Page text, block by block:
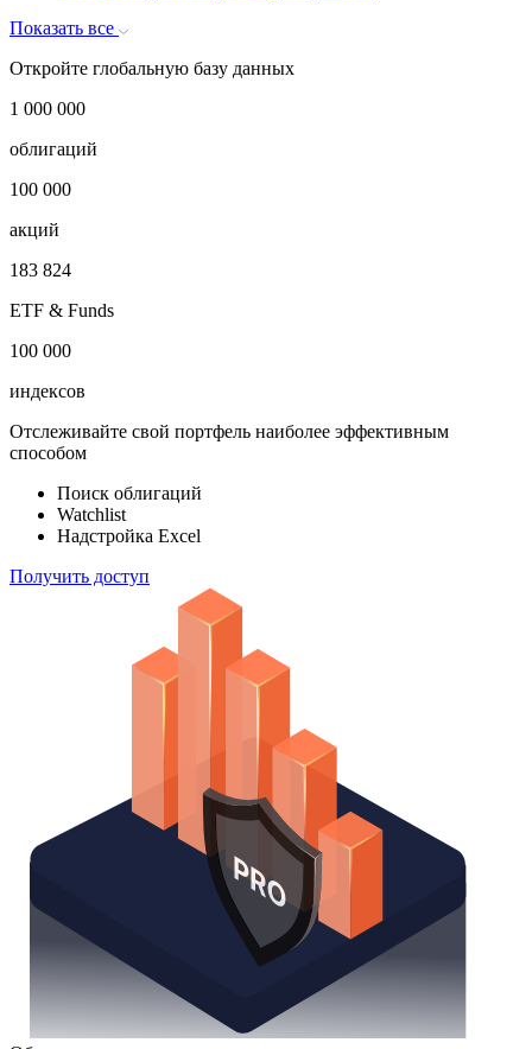
Показать все
Откройте глобальную базу данных
1 000 000
облигаций
100 000
акций
183 824
ETF & Funds
100 000
индексов
Отслеживайте свой портфель наиболее эффективным
способом
Поиск облигаций
Watchlist
Надстройка Excel
Получить доступ